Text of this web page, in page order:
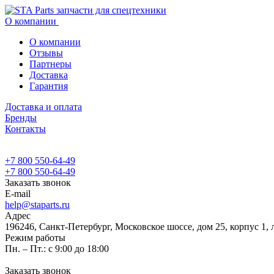
О компании
О компании
Отзывы
Партнеры
Доставка
Гарантия
Доставка и оплата
Бренды
Контакты
+7 800 550-64-49
+7 800 550-64-49
Заказать звонок
E-mail
help@staparts.ru
Адрес
196246, Санкт-Петербург, Московское шоссе, дом 25, корпус 1,
Режим работы
Пн. – Пт.: с 9:00 до 18:00
Заказать звонок